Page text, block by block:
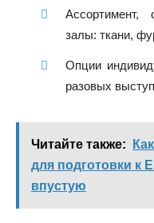
залы: ткани,
Опции
разовых
Читайте также:
для подготовки к
впустую